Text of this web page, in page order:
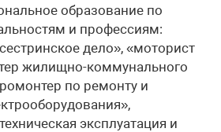
образование по
и профессиям:
дело», «моторист
жилищно-коммунального
по ремонту и
эксплуатация и